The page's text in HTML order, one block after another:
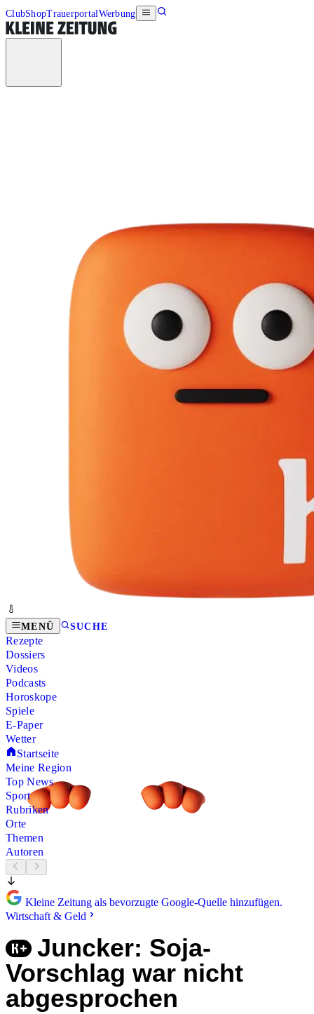
ClubShopTrauerportalWerbung
MENÜ SUCHE
Rezepte
Dossiers
Videos
Podcasts
Horoskope
Spiele
E-Paper
Wetter
Startseite
Meine Region
Top News
Sport
Rubriken
Orte
Themen
Autoren
Kleine Zeitung als bevorzugte Google-Quelle hinzufügen.
Wirtschaft & Geld
Juncker: Soja-
Vorschlag war nicht
abgesprochen